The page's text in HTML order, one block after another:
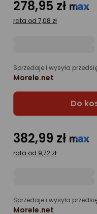
278,95 zł
rata od 7,08 zł
Sprzedaje i wysyła
Morele.net
Do
382,99 zł
rata od 9,72 zł
Sprzedaje i wysyła
Morele.net